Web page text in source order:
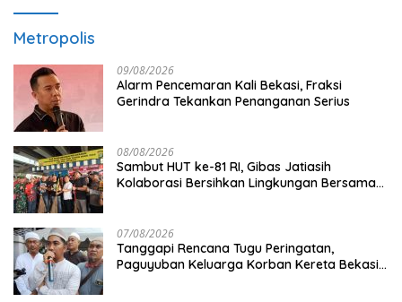
Metropolis
09/08/2026
Alarm Pencemaran Kali Bekasi, Fraksi
Gerindra Tekankan Penanganan Serius
08/08/2026
Sambut HUT ke-81 RI, Gibas Jatiasih
Kolaborasi Bersihkan Lingkungan Bersama
07/08/2026
Tanggapi Rencana Tugu Peringatan,
Paguyuban Keluarga Korban Kereta Bekasi